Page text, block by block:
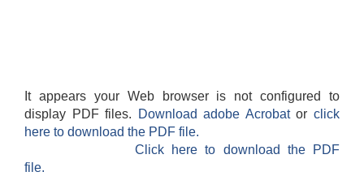
It appears your Web browser is not configured to
display PDF files.
Download adobe Acrobatorclick
here to download the PDF file.
Click here to download the PDF
file.